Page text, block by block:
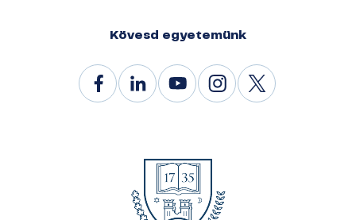
Kövesd egyetemünk